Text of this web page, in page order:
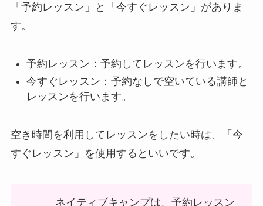
「予約レッスン」と「今すぐレッスン」がありま
す。
予約レッスン：予約してレッスンを行います。
今すぐレッスン：予約なしで空いている講師と
レッスンを行います。
空き時間を利用してレッスンをしたい時は、「今
すぐレッスン」を使用するといいです。
ネイティブキャンプは、予約レッスン